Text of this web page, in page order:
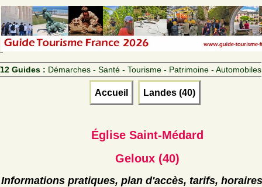
12 Guides : Démarches - Santé - Tourisme - Patrimoine - Automobiles
Accueil Landes (40)
Église Saint-Médard
Geloux (40)
Informations pratiques, plan d'accès, tarifs, horaires